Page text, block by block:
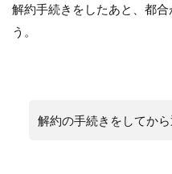
解約手続きをしたあと、都
う。
解約の手続きをしてか